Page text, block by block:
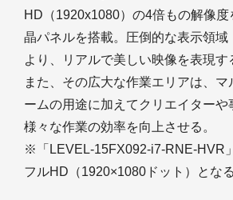
HD（1920x1080）の4倍もの解像度
晶パネルを搭載。圧倒的な表示領域
より、リアルで美しい映像を表現す
また、その広大な作業エリアは、
ームの用途に加えてクリエイターや
様々な作業の効率を向上させる。
※「LEVEL-15FX092-i7-RNE-HVR
フルHD（1920×1080ドット）となる